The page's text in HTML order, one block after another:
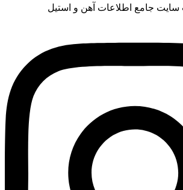
سایت جامع اطلاعات آهن و استیل